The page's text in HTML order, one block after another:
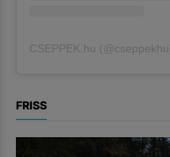
CSEPPEK.hu (@cseppekhu
FRISS